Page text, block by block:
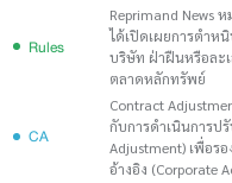
Rules
Reprimand News
ได้เปิดเผยการตำห
บริษัท ฝ่าฝืนหรือละ
ตลาดหลักทรัพย์
CA
Contract
กับการดำเนินการป
Adjustment) เพื่อร
อ้างอิง (Corporate